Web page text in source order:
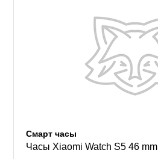
Смарт часы
Часы Xiaomi Watch S5 46 mm